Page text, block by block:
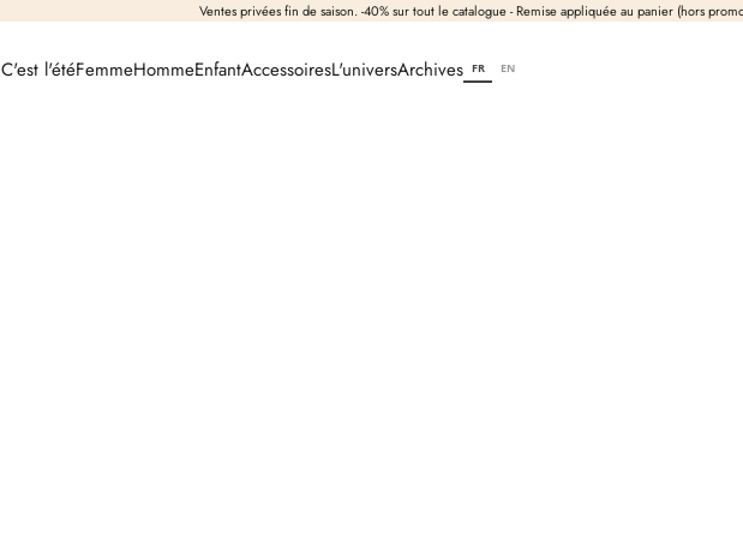
Ventes privées fin de saison. -40% sur tout le catalogue - Remise appliquée au panier (hors
C'est l'étéFemmeHommeEnfantAccessoiresL'universArchives FR EN